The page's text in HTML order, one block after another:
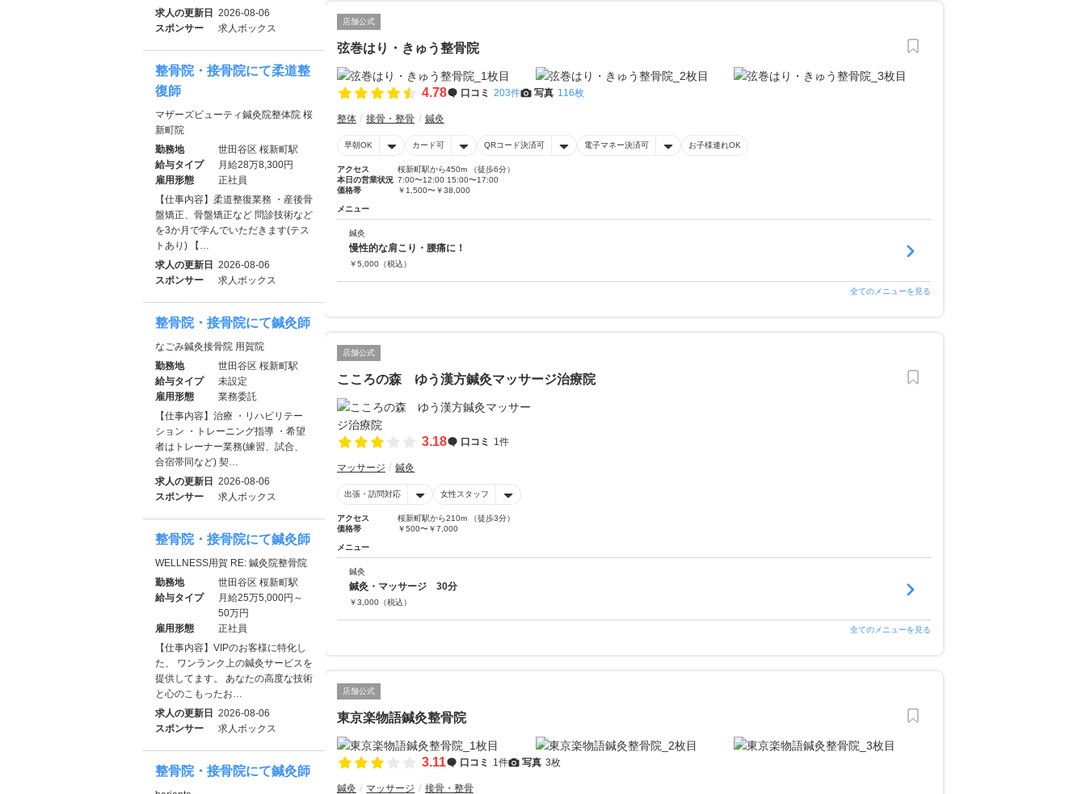
店舗公式
弦巻はり・きゅう整骨院
4.78 口コミ 203件 写真 116枚
整体 接骨・整骨 鍼灸
早朝OK カード可 QRコード決済可 電子マネー決済可 お子様連れOK
アクセス
桜新町駅から450m （徒歩6分）
本日の営業状況 7:00〜12:00 15:00〜17:00
価格帯
￥1,500〜￥38,000
メニュー
鍼灸
慢性的な肩こり・腰痛に！
￥5,000 （税込）
全てのメニューを見る
店舗公式
こころの森 ゆう漢方鍼灸マッサージ治療院
3.18 口コミ 1件
マッサージ 鍼灸
出張・訪問対応 女性スタッフ
アクセス
桜新町駅から210m （徒歩3分）
価格帯
￥500〜￥7,000
メニュー
鍼灸
鍼灸・マッサージ 30分
￥3,000 （税込）
全てのメニューを見る
店舗公式
東京楽物語鍼灸整骨院
3.11 口コミ 1件 写真 3枚
鍼灸 マッサージ 接骨・整骨
求人の更新日 2026-08-06
スポンサー
求人ボックス
整骨院・接骨院にて柔道整
復師
マザーズビューティ鍼灸院整体院 桜
新町院
勤務地
世田谷区 桜新町駅
給与タイプ
月給28万8,300円
雇用形態
正社員
【仕事内容】柔道整復業務 ・産後骨
盤矯正、骨盤矯正など 問診技術など
を3か月で学んでいただきます(テス
トあり) 【…
求人の更新日 2026-08-06
スポンサー
求人ボックス
整骨院・接骨院にて鍼灸師
なごみ鍼灸接骨院 用賀院
勤務地
世田谷区 桜新町駅
給与タイプ
未設定
雇用形態
業務委託
【仕事内容】治療 ・リハビリテー
ション ・トレーニング指導 ・希望
者はトレーナー業務(練習、試合、
合宿帯同など) 契…
求人の更新日 2026-08-06
スポンサー
求人ボックス
整骨院・接骨院にて鍼灸師
WELLNESS用賀 RE: 鍼灸院整骨院
勤務地
世田谷区 桜新町駅
給与タイプ
月給25万5,000円～
50万円
雇用形態
正社員
【仕事内容】VIPのお客様に特化し
た、 ワンランク上の鍼灸サービスを
提供してます。 あなたの高度な技術
と心のこもったお…
求人の更新日 2026-08-06
スポンサー
求人ボックス
整骨院・接骨院にて鍼灸師